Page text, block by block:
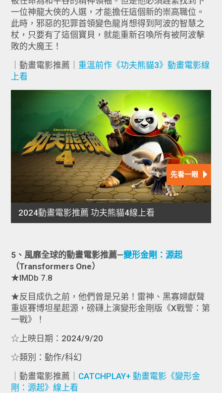
一位神龍大俠的人選，才能擔任這個新的崇高職位。
此時，邪惡的犯罪首領變色龍肖想得到阿波的智慧之
杖，只要有了這個寶貝，就能重新召喚所有被阿波擊
敗的大魔王！
｜動畫電影推薦｜ 重溫前作《功夫熊貓3》動畫電影線
上看
5、風靡全球的動畫電影推薦—變形金剛：源起
（Transformers One）
★IMDb 7.8
★反目成仇之前，他們曾是兄弟！雷神、黑寡婦獻聲
重返賽博坦星起源，磅礴上演變形金剛版《X戰警：第
一戰》！
☆上映日期：2024/9/20
☆類別：動作/科幻
｜動畫電影推薦｜ CATCHPLAY+ 動畫電影《變形金
剛：源起》線上看